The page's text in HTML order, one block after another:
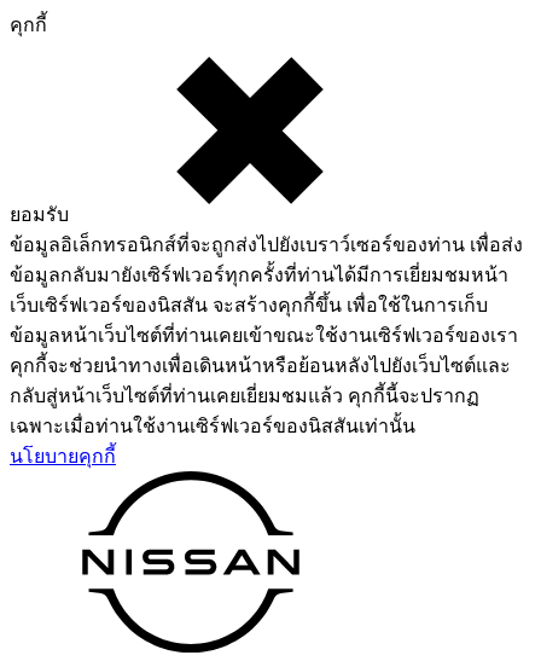
คุกกี้
ยอมรับ
ข้อมูลอิเล็กทรอนิกส์ที่จะถูกส่งไปยังเบราว์เซอร์ของท่าน เพื่อส่ง
ข้อมูลกลับมายังเซิร์ฟเวอร์ทุกครั้งที่ท่านได้มีการเยี่ยมชมหน้า
เว็บเซิร์ฟเวอร์ของนิสสัน จะสร้างคุกกี้ขึ้น เพื่อใช้ในการเก็บ
ข้อมูลหน้าเว็บไซต์ที่ท่านเคยเข้าขณะใช้งานเซิร์ฟเวอร์ของเรา
คุกกี้จะช่วยนำทางเพื่อเดินหน้าหรือย้อนหลังไปยังเว็บไซต์และ
กลับสู่หน้าเว็บไซต์ที่ท่านเคยเยี่ยมชมแล้ว คุกกี้นี้จะปรากฏ
เฉพาะเมื่อท่านใช้งานเซิร์ฟเวอร์ของนิสสันเท่านั้น
นโยบายคุกกี้